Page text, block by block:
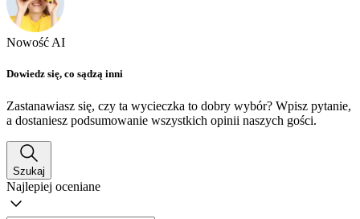
Nowość AI
Dowiedz się, co sądzą inni
Zastanawiasz się, czy ta wycieczka to dobry wybór? Wpisz pytanie,
a dostaniesz podsumowanie wszystkich opinii naszych gości.
Szukaj
Najlepiej oceniane